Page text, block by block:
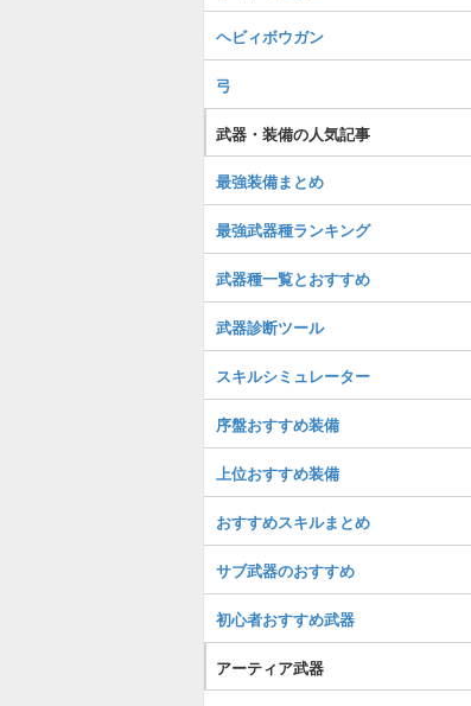
ヘビィボウガン
弓
武器・装備の人気記事
最強装備まとめ
最強武器種ランキング
武器種一覧とおすすめ
武器診断ツール
スキルシミュレーター
序盤おすすめ装備
上位おすすめ装備
おすすめスキルまとめ
サブ武器のおすすめ
初心者おすすめ武器
アーティア武器